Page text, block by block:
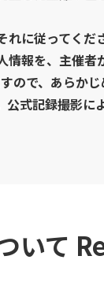
に従ってくだ
報を、主催
ので、あらかじ
式記録撮影
いて